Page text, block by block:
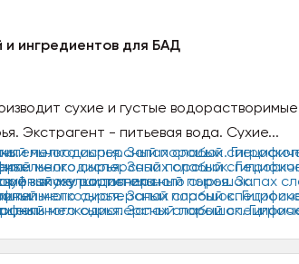
ингредиентов для БАД
сухие и густые водорастворимые
Экстрагент - питьевая вода. Сухие...